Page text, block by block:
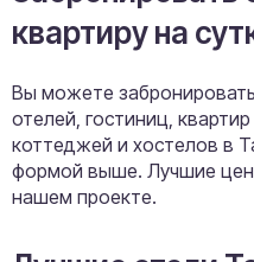
квартиру на
Вы можете
отелей, гостиниц,
коттеджей и хостелов в
формой выше. Лучшие
нашем проекте.